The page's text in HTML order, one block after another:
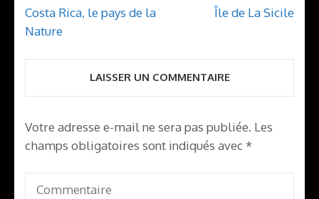
Navigation
de
Costa Rica, le pays de la
Nature
Île de La Sicile
LAISSER UN COMMENTAIRE
Votre adresse e-mail ne sera pas publiée. Les
champs obligatoires sont indiqués avec *